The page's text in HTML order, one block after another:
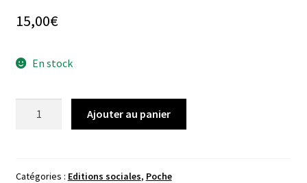
15,00€
En stock
La
Ajouter au panier
Catégories : Editions sociales, Poche